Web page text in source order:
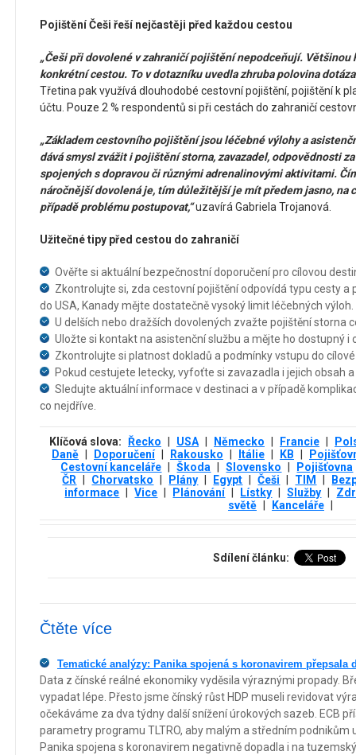
Pojištění Češi řeší nejčastěji před každou cestou
„Češi při dovolené v zahraničí pojištění nepodceňují. Většinou
konkrétní cestou. To v dotazníku uvedla zhruba polovina
Třetina pak využívá dlouhodobé cestovní pojištění, pojištění k
účtu. Pouze 2 % respondentů si při cestách do zahraničí
„Základem cestovního pojištění jsou léčebné výlohy a
dává smysl zvážit i pojištění storna, zavazadel, odpovědnosti
spojených s dopravou či různými adrenalinovými aktivitami.
náročnější dovolená je, tím důležitější je mít předem jasno, na
případě problému postupovat,“uzavírá Gabriela Trojanová.
Užitečné tipy před cestou do zahraničí
Ověřte si aktuální bezpečnostní doporučení pro cílovou
Zkontrolujte si, zda cestovní pojištění odpovídá typu cesty a
do USA, Kanady mějte dostatečně vysoký limit léčebných výloh.
U delších nebo dražších dovolených zvažte pojištění storna
Uložte si kontakt na asistenční službu a mějte ho dostupný i
Zkontrolujte si platnost dokladů a podmínky vstupu do
Pokud cestujete letecky, vyfoťte si zavazadla i jejich obsah
Sledujte aktuální informace v destinaci a v případě
co nejdříve.
Klíčová slova: Řecko USA Německo Francie
Daně
Doporučení Rakousko Itálie KB
Cestovní kanceláře
Škoda Slovensko
Pojišťovna
ČR
Chorvatsko Plány Egypt Češi TIM
informace
Vice Plánování Lístky Služby
světě
Kanceláře
Sdílení článku:
Čtěte více
Tematické analýzy: Panika spojená s koronavirem přepsala
Data z čínské reálné ekonomiky vyděsila výraznými propady.
vypadat lépe. Přesto jsme čínský růst HDP museli revidovat
očekáváme za dva týdny další snížení úrokových sazeb. ECB
parametry programu TLTRO, aby malým a středním podnikům
Panika spojena s koronavirem negativně dopadla i na